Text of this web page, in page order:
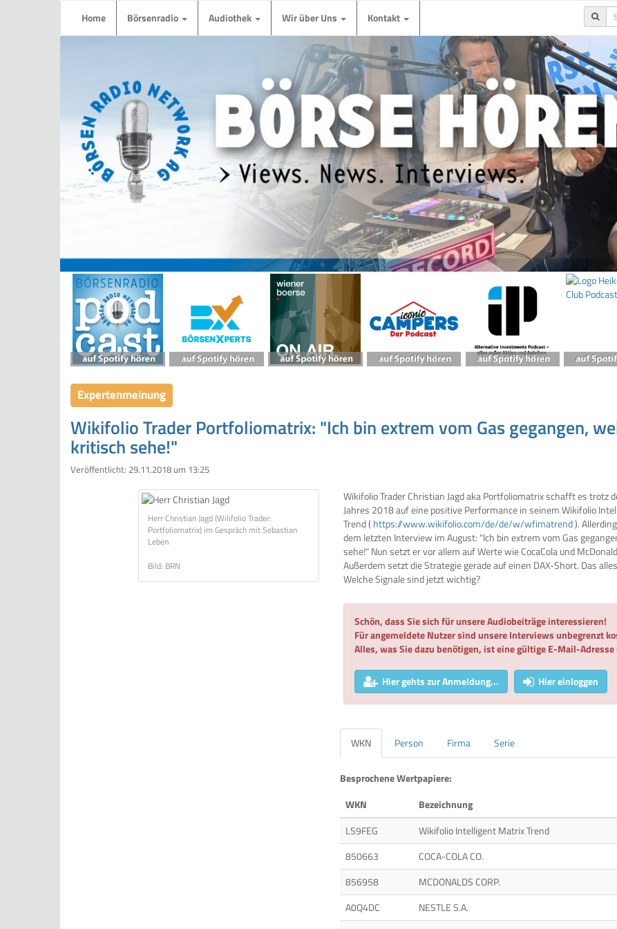
Home Börsenradio Audiothek Wir über Uns Kontakt
Expertenmeinung
Wikifolio Trader Portfoliomatrix: "Ich bin extrem vom Gas gegangen,
kritisch sehe!"
Veröffentlicht: 29.11.2018 um 13:25
Herr Christian Jagd (Wilifolio Trader:
Portfoliomatrix) im Gespräch mit Sebastian
Leben
Bild: BRN
Wikifolio Trader Christian Jagd aka Portfoliomatrix schafft es trotz
Jahres 2018 auf eine positive Performance in seinem Wikifolio
Trend ( https://www.wikifolio.com/de/de/w/wfimatrend).
dem letzten Interview im August: "Ich bin extrem vom Gas
sehe!" Nun setzt er vor allem auf Werte wie CocaCola und
Außerdem setzt die Strategie gerade auf einen DAX-Short. Das
Welche Signale sind jetzt wichtig?
Schön, dass Sie sich für unsere Audiobeiträge interessieren!
Für angemeldete Nutzer sind unsere Interviews unbegrenzt
Alles, was Sie dazu benötigen, ist eine gültige E-Mail-
Hier gehts zur Anmeldung... Hier einloggen
WKN Person Firma Serie
Besprochene Wertpapiere:
WKN
Bezeichnung
LS9FEG
Wikifolio Intelligent Matrix Trend
850663
COCA-COLA CO.
856958
MCDONALDS CORP.
A0Q4DC
NESTLE S.A.